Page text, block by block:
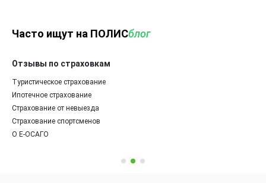
Часто ищут на ПОЛИСблог
Отзывы по страховкам
Туристическое страхование
Ипотечное страхование
Страхование от невыезда
Страхование спортсменов
О Е-ОСАГО